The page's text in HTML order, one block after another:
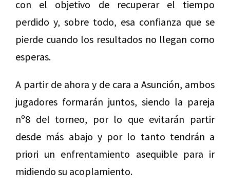
con el objetivo de recuperar el tiempo
perdido y, sobre todo, esa confianza que se
pierde cuando los resultados no llegan como
esperas.
A partir de ahora y de cara a Asunción, ambos
jugadores formarán juntos, siendo la pareja
nº8 del torneo, por lo que evitarán partir
desde más abajo y por lo tanto tendrán a
priori un enfrentamiento asequible para ir
midiendo su acoplamiento.